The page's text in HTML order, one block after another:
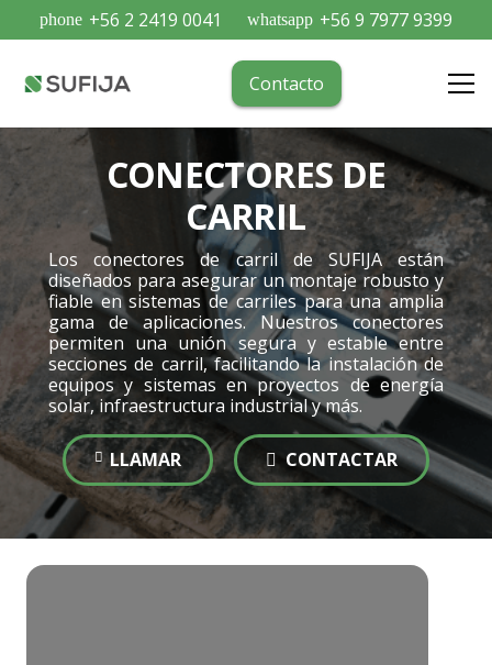
phone +56 2 2419 0041 whatsapp +56 9 7977 9399
Contacto
CONECTORES DE
CARRIL
Los conectores de carril de SUFIJA están
diseñados para asegurar un montaje robusto y
fiable en sistemas de carriles para una amplia
gama de aplicaciones. Nuestros conectores
permiten una unión segura y estable entre
secciones de carril, facilitando la instalación de
equipos y sistemas en proyectos de energía
solar, infraestructura industrial y más.
LLAMAR CONTACTAR